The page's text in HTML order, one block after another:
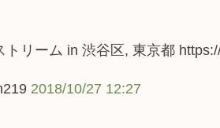
トリーム in 渋谷区, 東京都
2018/10/27 12:27